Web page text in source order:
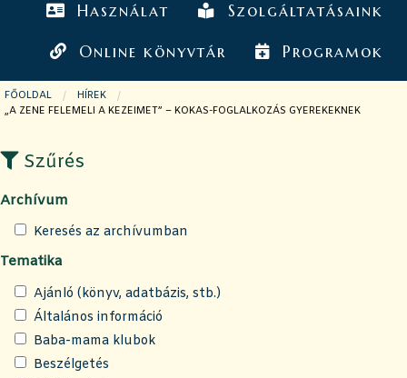
Használat Szolgáltatásaink
Online könyvtár Programok
FŐOLDAL
HÍREK
JELENLEGI OLDAL:
„A ZENE FELEMELI A KEZEIMET” – KOKAS-FOGLALKOZÁS GYEREKEKNEK
Szűrés
Archívum
Keresés az archívumban
Tematika
Ajánló (könyv, adatbázis, stb.)
Általános információ
Baba-mama klubok
Beszélgetés